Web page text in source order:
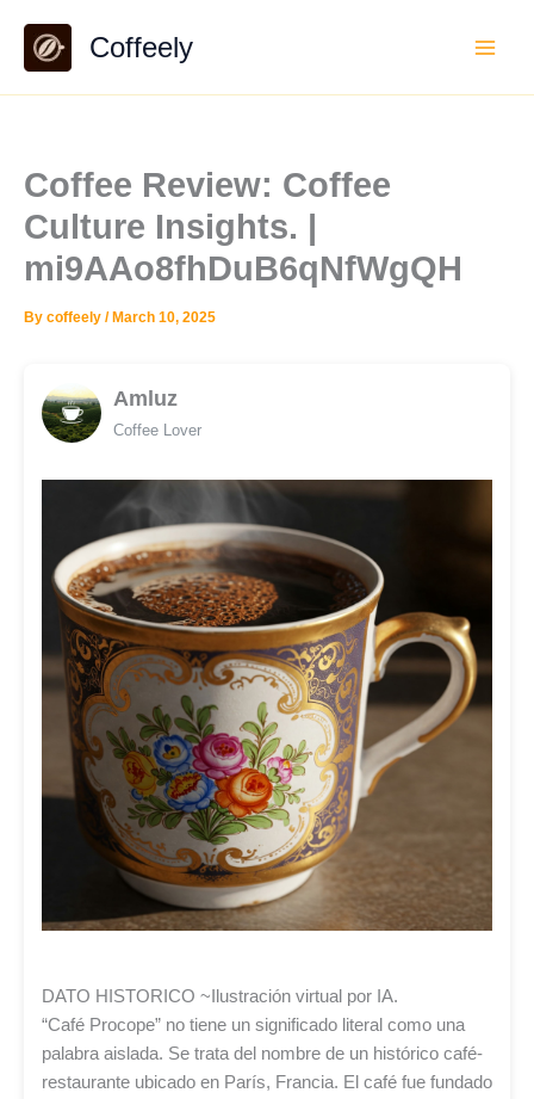
content
Coffeely
Coffee Review: Coffee
Culture Insights. |
mi9AAo8fhDuB6qNfWgQH
By coffeely / March 10, 2025
Amluz
Coffee Lover
DATO HISTORICO ~Ilustración virtual por IA.
“Café Procope” no tiene un significado literal como una
palabra aislada. Se trata del nombre de un histórico café-
restaurante ubicado en París, Francia. El café fue fundado